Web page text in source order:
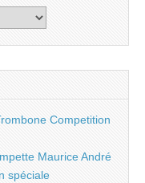
Competition
Maurice André
spéciale